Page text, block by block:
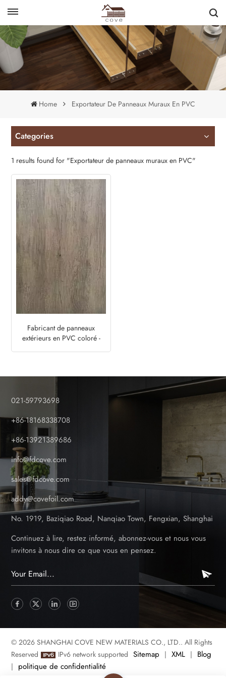
English
français
Home Exportateur De Panneaux Muraux En PVC
Categories
1 results found for "Exportateur de panneaux muraux en PVC"
Fabricant de panneaux
extérieurs en PVC coloré -
021-59793698
+86-18168338708
+86-13921389686
info@fdcove.com
sales@fdcove.com
addy@covefoil.com
No. 1919, Baziqiao Road, Nanqiao Town, Fengxian, Shanghai
Continuez à lire, restez informé, abonnez-vous et nous vous
invitons à nous dire ce que vous en pensez.
© 2026 SHANGHAI COVE NEW MATERIALS CO., LTD.. All Rights
Reserved
IPv6 network supported Sitemap | XML | Blog
| politique de confidentialité